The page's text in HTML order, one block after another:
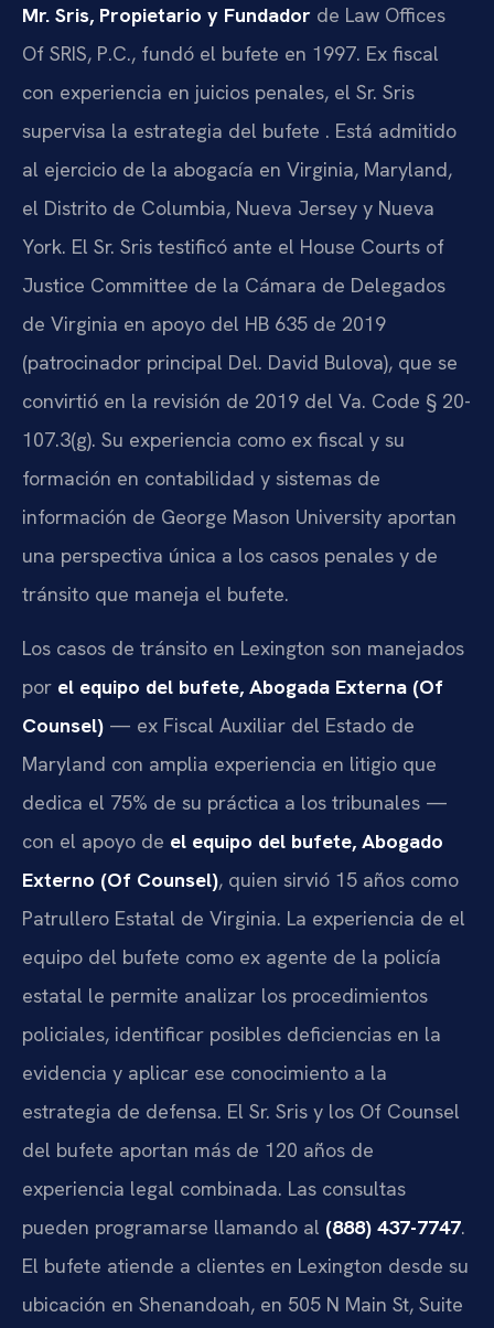
Mr. Sris, Propietario y Fundador de Law Offices
Of SRIS, P.C., fundó el bufete en 1997. Ex fiscal
con experiencia en juicios penales, el Sr. Sris
supervisa la estrategia del bufete . Está admitido
al ejercicio de la abogacía en Virginia, Maryland,
el Distrito de Columbia, Nueva Jersey y Nueva
York. El Sr. Sris testificó ante el House Courts of
Justice Committee de la Cámara de Delegados
de Virginia en apoyo del HB 635 de 2019
(patrocinador principal Del. David Bulova), que se
convirtió en la revisión de 2019 del Va. Code § 20-
107.3(g). Su experiencia como ex fiscal y su
formación en contabilidad y sistemas de
información de George Mason University aportan
una perspectiva única a los casos penales y de
tránsito que maneja el bufete.
Los casos de tránsito en Lexington son manejados
por el equipo del bufete, Abogada Externa (Of
Counsel) — ex Fiscal Auxiliar del Estado de
Maryland con amplia experiencia en litigio que
dedica el 75% de su práctica a los tribunales —
con el apoyo de el equipo del bufete, Abogado
Externo (Of Counsel), quien sirvió 15 años como
Patrullero Estatal de Virginia. La experiencia de el
equipo del bufete como ex agente de la policía
estatal le permite analizar los procedimientos
policiales, identificar posibles deficiencias en la
evidencia y aplicar ese conocimiento a la
estrategia de defensa. El Sr. Sris y los Of Counsel
del bufete aportan más de 120 años de
experiencia legal combinada. Las consultas
pueden programarse llamando al (888) 437-7747.
El bufete atiende a clientes en Lexington desde su
ubicación en Shenandoah, en 505 N Main St, Suite